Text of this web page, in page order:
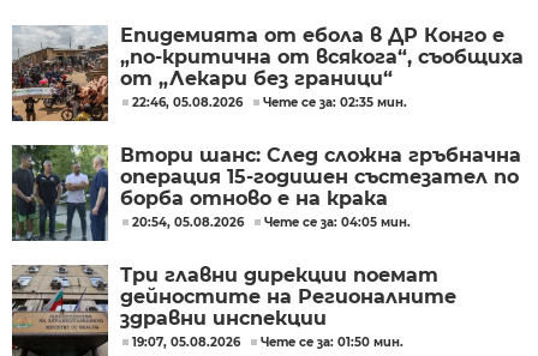
Епидемията от ебола в ДР Конго е
„по-критична от всякога“, съобщиха
от „Лекари без граници“
22:46, 05.08.2026 Чете се за: 02:35 мин.
Втори шанс: След сложна гръбначна
операция 15-годишен състезател по
борба отново е на крака
20:54, 05.08.2026 Чете се за: 04:05 мин.
Три главни дирекции поемат
дейностите на Регионалните
здравни инспекции
19:07, 05.08.2026 Чете се за: 01:50 мин.